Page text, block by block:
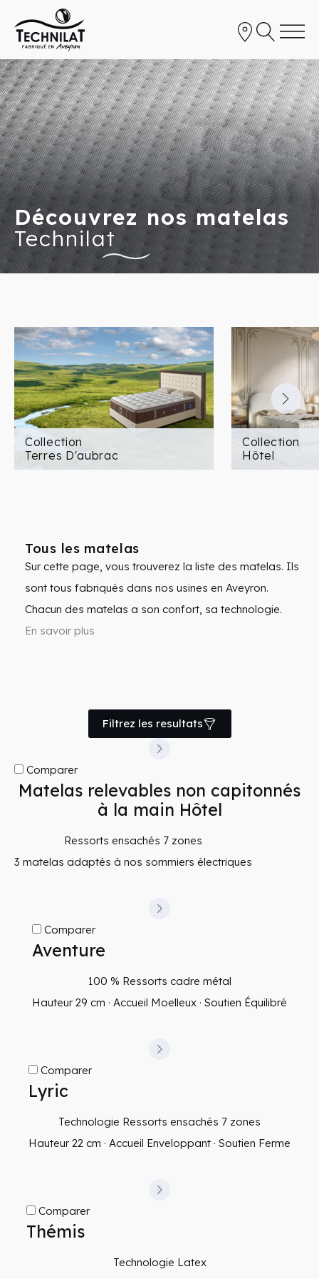
Découvrez nos matelas
Technilat
Collection
Terres D'aubrac
Collection
Hôtel
Tous les matelas
Sur cette page, vous trouverez la liste des matelas. Ils
sont tous fabriqués dans nos usines en Aveyron.
Chacun des matelas a son confort, sa technologie.
Vous pouvez consulter la page de chaque matelas
vous sur la page de nos partenaires pour essayer le
matelas et obtenir des conseils supplémentaires.
En savoir plus
Filtrez les resultats
Comparer
Matelas relevables non capitonnés
à la main Hôtel
Ressorts ensachés 7 zones
3 matelas adaptés à nos sommiers électriques
Comparer
Aventure
100 % Ressorts cadre métal
Hauteur 29 cm · Accueil Moelleux · Soutien Équilibré
Comparer
Lyric
Technologie Ressorts ensachés 7 zones
Hauteur 22 cm · Accueil Enveloppant · Soutien Ferme
Comparer
Thémis
Technologie Latex